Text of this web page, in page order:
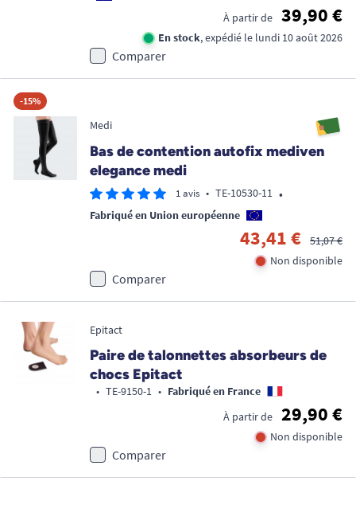
À partir de 39,90 €
En stock, expédié le lundi 10 août 2026
Comparer
-15%
Medi
Bas de contention autofix mediven
elegance medi
1 avis • TE-10530-11 •
Fabriqué en Union européenne
43,41 €
51,07 €
Non disponible
Comparer
Epitact
Paire de talonnettes absorbeurs de
chocs Epitact
• TE-9150-1 • Fabriqué en France
À partir de
29,90 €
Non disponible
Comparer